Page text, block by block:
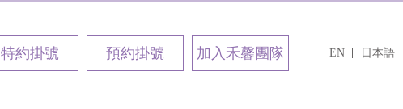
日本語
EN
加入禾馨團隊
預約掛號
特約掛號